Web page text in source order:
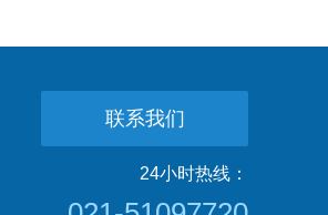
联系我们
24小时热线：